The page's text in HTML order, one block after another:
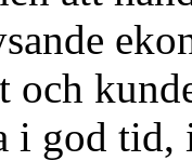
i god